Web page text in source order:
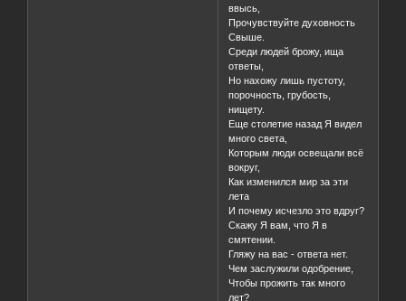
ввысь,
Прочувствуйте духовность
Свыше.
Среди людей брожу, ища
ответы,
Но нахожу лишь пустоту,
порочность, грубость,
нищету.
Еще столетие назад Я видел
много света,
Которым люди освещали всё
вокруг,
Как изменился мир за эти
лета
И почему исчезло это вдруг?
Скажу Я вам, что Я в
смятении.
Гляжу на вас - ответа нет.
Чем заслужили одобрение,
Чтобы прожить так много
лет?